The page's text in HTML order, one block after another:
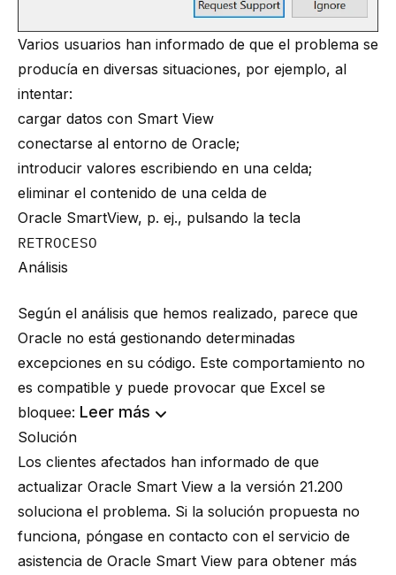
Varios usuarios han informado de que el problema se
producía en diversas situaciones, por ejemplo, al
intentar:
cargar datos con Smart View
conectarse al entorno de Oracle;
introducir valores escribiendo en una celda;
eliminar el contenido de una celda de
Oracle SmartView, p. ej., pulsando la tecla
RETROCESO
Análisis
Según el análisis que hemos realizado, parece que
Oracle no está gestionando determinadas
excepciones en su código. Este comportamiento no
es compatible y puede provocar que Excel se
bloquee: Leer más
Solución
Los clientes afectados han informado de que
actualizar Oracle Smart View a la versión 21.200
soluciona el problema. Si la solución propuesta no
funciona, póngase en contacto con el servicio de
asistencia de Oracle Smart View para obtener más